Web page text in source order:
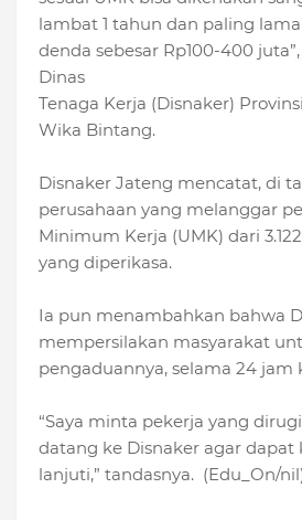
lambat 1 tahun dan paling
denda sebesar Rp100-400
Dinas
Tenaga Kerja (Disnaker)
Wika Bintang.
Disnaker Jateng mencatat, di
perusahaan yang melanggar
Minimum Kerja (UMK) dari
yang diperikasa.
Ia pun menambahkan bahwa
mempersilakan masyarakat
pengaduannya, selama 24 jam
“Saya minta pekerja yang
datang ke Disnaker agar
lanjuti,” tandasnya. (Edu_On/